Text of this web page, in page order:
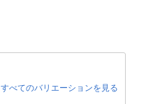
すべてのバリエーションを見る